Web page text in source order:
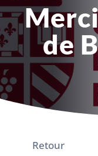
de
Retour